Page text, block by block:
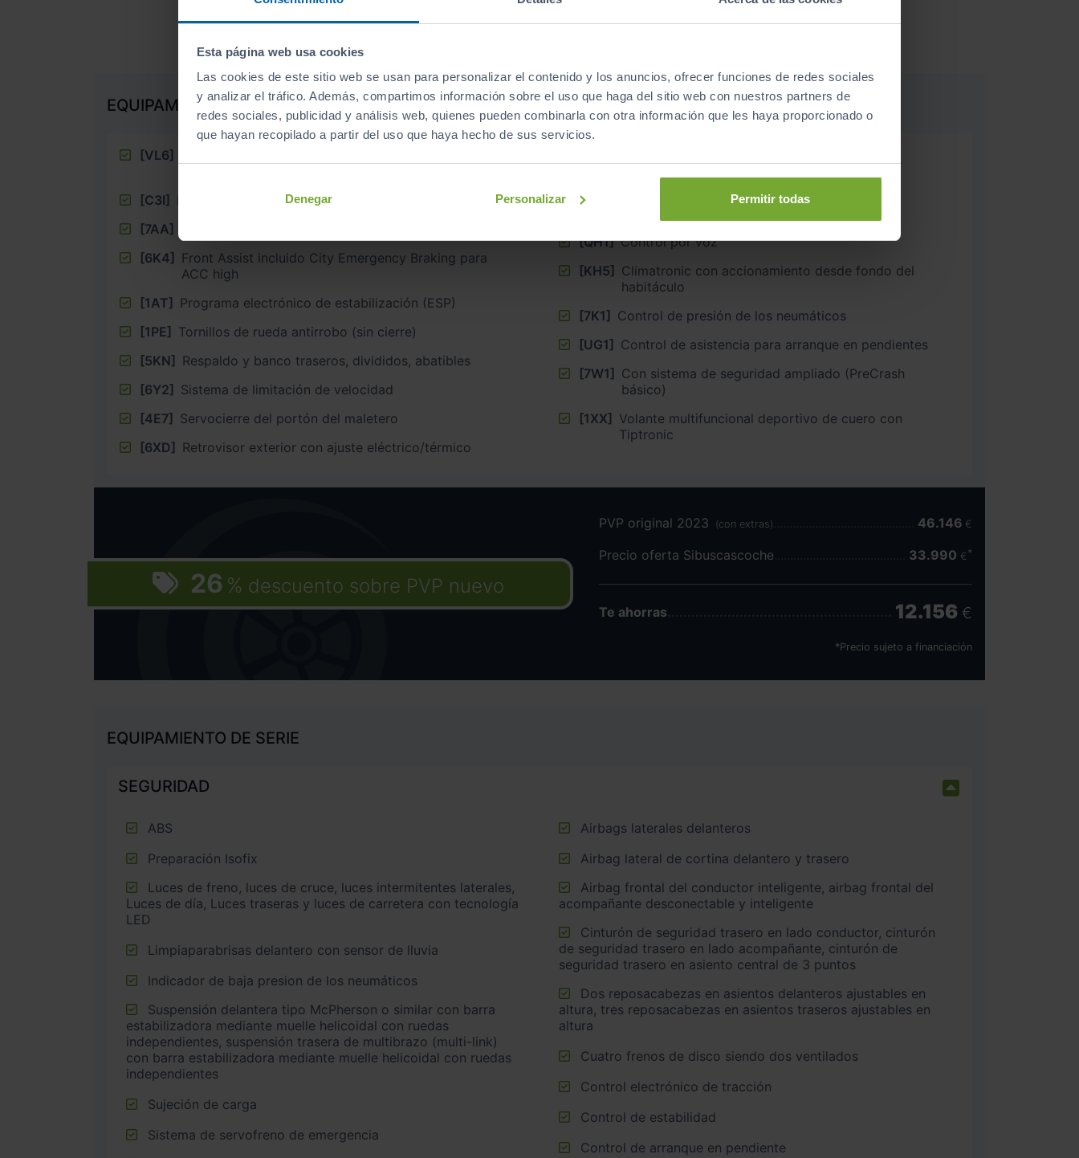
Esta página web usa cookies
Las cookies de este sitio web se usan para personalizar el contenido y los anuncios, ofrecer funciones de redes sociales
y analizar el tráfico. Además, compartimos información sobre el uso que haga del sitio web con nuestros partners de
redes sociales, publicidad y análisis web, quienes pueden combinarla con otra información que les haya proporcionado o
que hayan recopilado a partir del uso que haya hecho de sus servicios.
Denegar Personalizar Permitir todas
EQUIPAMIENTO EXTRA
[VL6]
[C3I]
[7AA]
[6K4] Front Assist incluido City Emergency Braking para
ACC high
[1AT] Programa electrónico de estabilización (ESP)
[1PE] Tornillos de rueda antirrobo (sin cierre)
[5KN] Respaldo y banco traseros, divididos, abatibles
[6Y2] Sistema de limitación de velocidad
[4E7] Servocierre del portón del maletero
[6XD] Retrovisor exterior con ajuste eléctrico/térmico
Asistente de cambio de carril
[QH1] Control por voz
[KH5] Climatronic con accionamiento desde fondo del
habitáculo
[7K1] Control de presión de los neumáticos
[UG1] Control de asistencia para arranque en pendientes
[7W1] Con sistema de seguridad ampliado (PreCrash
básico)
[1XX] Volante multifuncional deportivo de cuero con
Tiptronic
26 % descuento sobre PVP nuevo
PVP original 2023 (con extras) 46.146 €
Precio oferta Sibuscascoche 33.990 €
Te ahorras 12.156 €
*Precio sujeto a financiación
EQUIPAMIENTO DE SERIE
SEGURIDAD
ABS
Preparación Isofix
Luces de día, Luces traseras y luces de carretera con tecnología
LED
Limpiaparabrisas delantero con sensor de lluvia
Indicador de baja presion de los neumáticos
estabilizadora mediante muelle helicoidal con ruedas
independientes, suspensión trasera de multibrazo (multi-link)
con barra estabilizadora mediante muelle helicoidal con ruedas
independientes
Sujeción de carga
Sistema de servofreno de emergencia
Airbags laterales delanteros
Airbag lateral de cortina delantero y trasero
acompañante desconectable y inteligente
de seguridad trasero en lado acompañante, cinturón de
seguridad trasero en asiento central de 3 puntos
altura, tres reposacabezas en asientos traseros ajustables en
altura
Cuatro frenos de disco siendo dos ventilados
Control electrónico de tracción
Control de estabilidad
Control de arranque en pendiente